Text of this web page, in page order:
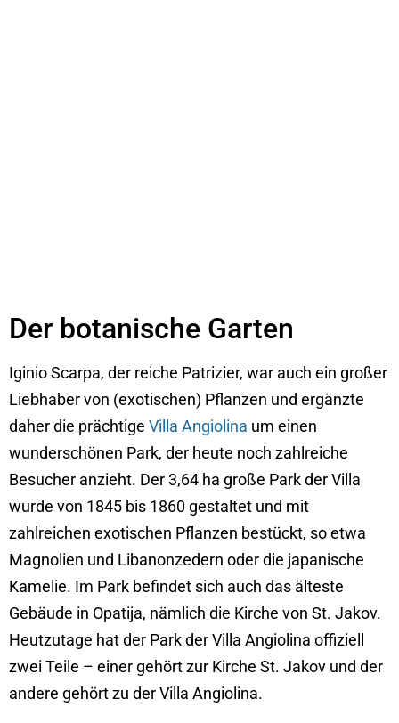
Der botanische Garten
Iginio Scarpa, der reiche Patrizier, war auch ein großer
Liebhaber von (exotischen) Pflanzen und ergänzte
daher die prächtige Villa Angiolina um einen
wunderschönen Park, der heute noch zahlreiche
Besucher anzieht. Der 3,64 ha große Park der Villa
wurde von 1845 bis 1860 gestaltet und mit
zahlreichen exotischen Pflanzen bestückt, so etwa
Magnolien und Libanonzedern oder die japanische
Kamelie. Im Park befindet sich auch das älteste
Gebäude in Opatija, nämlich die Kirche von St. Jakov.
Heutzutage hat der Park der Villa Angiolina offiziell
zwei Teile – einer gehört zur Kirche St. Jakov und der
andere gehört zu der Villa Angiolina.